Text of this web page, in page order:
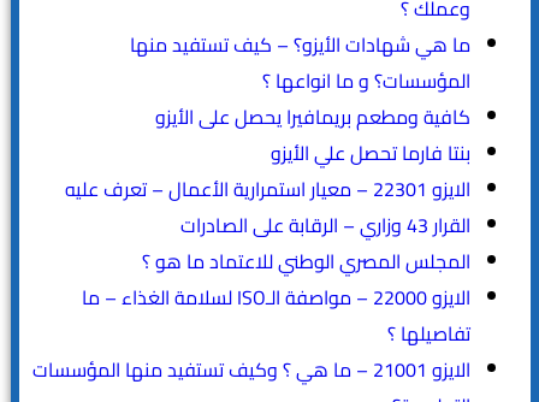
وعملك ؟
ما هي شهادات الأيزو؟ – كيف تستفيد منها
المؤسسات؟ و ما انواعها ؟
كافية ومطعم بريمافيرا يحصل على الأيزو
بنتا فارما تحصل علي الأيزو
الايزو 22301 – معيار استمرارية الأعمال – تعرف عليه
القرار 43 وزاري – الرقابة على الصادرات
المجلس المصري الوطني للاعتماد ما هو ؟
الايزو 22000 – مواصفة الـISO لسلامة الغذاء – ما
تفاصيلها ؟
الايزو 21001 – ما هي ؟ وكيف تستفيد منها المؤسسات